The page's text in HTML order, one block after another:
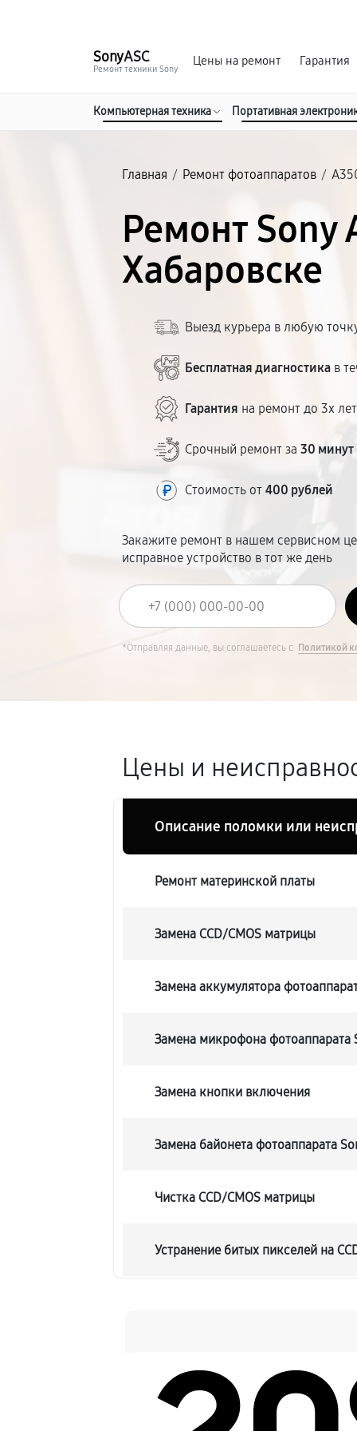
SonyASC
Ремонт техники Sony
Цены на ремонт Гарантия
Компьютерная техника Портативная
Главная / Ремонт фотоаппаратов /
Ремонт Sony
Хабаровске
Выезд курьера в любую
Бесплатная диагностика в
Гарантия на ремонт до 3х лет
Срочный ремонт за30 минут
Стоимость от400 рублей
Закажите ремонт в нашем сервисном
исправное устройство в тот же день
*Отправляя данные, вы соглашаетесь с Политикой
Цены и
Описание поломки или
Ремонт материнской платы
Замена CCD/CMOS матрицы
Замена аккумулятора
Замена микрофона фотоаппарата
Замена кнопки включения
Замена байонета фотоаппарата
Чистка CCD/CMOS матрицы
Устранение битых пикселей на
Замена затвора фотоаппарата